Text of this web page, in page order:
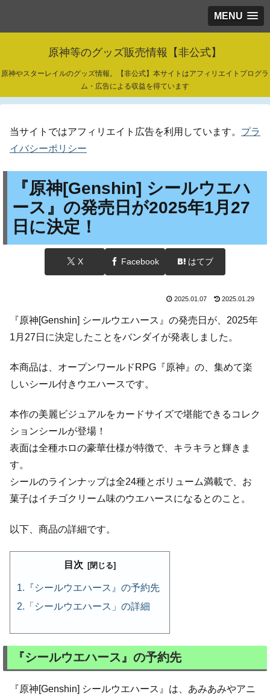
MENU
原神等のグッズ販売情報【非公式】
原神やスターレイルのグッズ情報。【非公式】本サイトはアフィリエイトプログラ
ム・広告による収益を得ています
当サイトではアフィリエイト広告を利用しています。 プラ
イバシーポリシー
『原神[Genshin] シールウエハ
ース』の発売日が2025年1月27
日に決定！
X Facebook はてブ
2025.01.07 2025.01.29
『原神[Genshin] シールウエハース』の発売日が、2025年
1月27日に決定したことをバンダイが発表しました。
本商品は、オープンワールドRPG『原神』の、集めて楽
しいシール付きウエハースです。
本作の美麗ビジュアルをカードサイズで堪能できるコレク
ションシールが登場！
表面は全種ホロの豪華仕様が特徴で、キラキラと輝きま
す。
シールのラインナップは全24種とボリューム満載で、お
菓子はイチゴクリーム味のウエハースになるとのこと。
以下、商品の詳細です。
目次
『シールウエハース』の予約先
「シールウエハース」の詳細
『シールウエハース』の予約先
『原神[Genshin] シールウエハース』は、あみあみやアニ